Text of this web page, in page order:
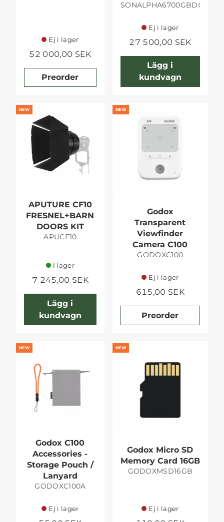
Ej i lager
52 000,00 SEK
Preorder
SONALPHA6700GBDI
Ej i lager
27 500,00 SEK
Lägg i
kundvagn
NEW
APUTURE CF10
FRESNEL+BARN
DOORS KIT
APUCF10
I lager
7 245,00 SEK
Lägg i
kundvagn
NEW
Godox
Transparent
Viewfinder
Camera C100
GODOXC100
Ej i lager
615,00 SEK
Preorder
NEW
Godox C100
Accessories -
Storage Pouch /
Lanyard
GODOXC100A
Ej i lager
NEW
Godox Micro SD
Memory Card 16GB
GODOXMSD16GB
Ej i lager